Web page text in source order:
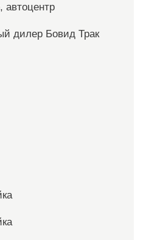
автоцентр
дилер Бовид Трак